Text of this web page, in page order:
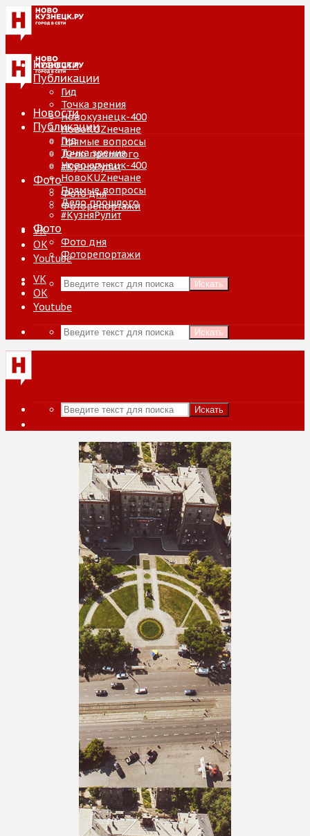
Новости
Публикации
Гид
Точка зрения
Новокузнецк-400
НовоKUZнечане
Прямые вопросы
Дело прошлого
#КузняРулит
Фото
Фото дня
Фоторепортажи
VK
ОК
Youtube
Искать
Новости
Публикации
Гид
Точка зрения
Новокузнецк-400
НовоKUZнечане
Прямые вопросы
Дело прошлого
#КузняРулит
Фото
Фото дня
Фоторепортажи
VK
ОК
Youtube
Искать
Искать